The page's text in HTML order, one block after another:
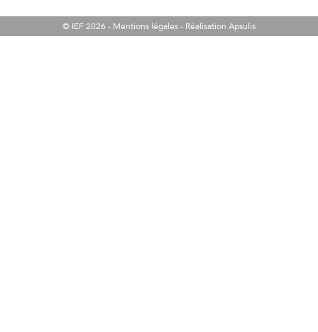
© IEF 2026 - Mentions légales- Réalisation Apsulis